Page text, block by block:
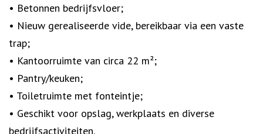
• Betonnen bedrijfsvloer;
• Nieuw gerealiseerde vide, bereikbaar via een vaste
trap;
• Kantoorruimte van circa 22 m²;
• Pantry/keuken;
• Toiletruimte met fonteintje;
• Geschikt voor opslag, werkplaats en diverse
bedrijfsactiviteiten.